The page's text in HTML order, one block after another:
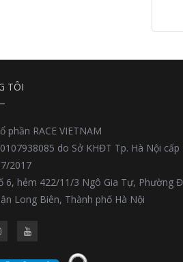
TÔI
phần RACE VIETNAM
do Sở KHĐT Tp. Hà Nội cấp
2017
6, hẻm 422/11/3 Ngô Gia Tự, Phường
Long Biên, Thành phố Hà Nội